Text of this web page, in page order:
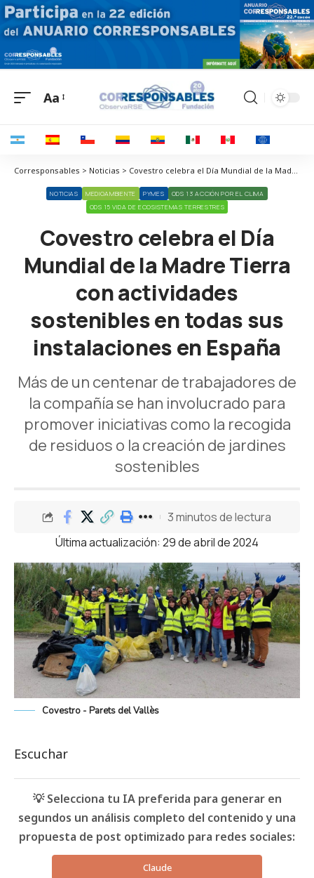
Aa
Corresponsables > Noticias > Covestro celebra el Día Mundial de la Madre Tierra con actividades sostenibles en todas sus instalaciones en España
NOTICIAS MEDIOAMBIENTE PYMES
ODS 13 ACCIÓN POR EL CLIMA
ODS 15 VIDA DE ECOSISTEMAS TERRESTRES
Covestro celebra el Día
Mundial de la Madre Tierra
con actividades
sostenibles en todas sus
instalaciones en España
Más de un centenar de trabajadores de
la compañía se han involucrado para
promover iniciativas como la recogida
de residuos o la creación de jardines
sostenibles
Última actualización: 29 de abril de 2024
3 minutos de lectura
Covestro - Parets del Vallès
Escuchar
💡 Selecciona tu IA preferida para generar en
segundos un análisis completo del contenido y una
propuesta de post optimizado para redes sociales:
Claude